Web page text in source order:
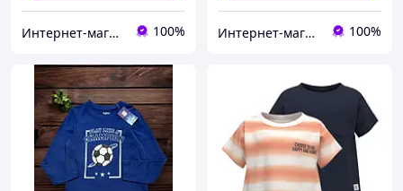
Интернет-магазин "Детки" 100% Интернет-магазин "Детки" 100%